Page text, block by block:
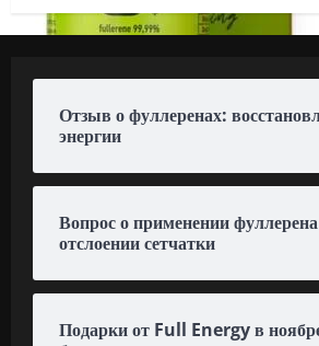
Отзыв о фуллеренах:
энергии
Вопрос о применении
отслоении сетчатки
Подарки от Full Energy в